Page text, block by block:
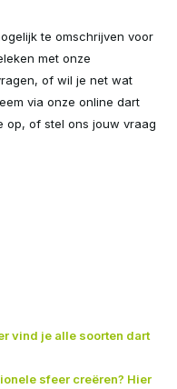
te omschrijven voor
met onze
of wil je net wat
via onze online dart
op, of stel ons jouw vraag
vind je alle soorten dart
sfeer creëren? Hier